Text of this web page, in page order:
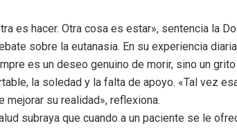
es hacer. Otra cosa es estar», sentencia la
sobre la eutanasia. En su experiencia
es un deseo genuino de morir, sino un
la soledad y la falta de apoyo. «Tal vez
mejorar su realidad», reflexiona.
subraya que cuando a un paciente se le